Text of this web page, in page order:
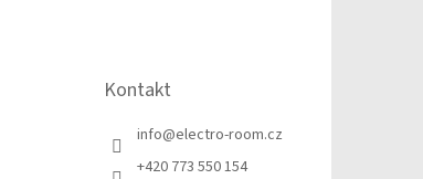
Kontakt
info@electro-room.cz
+420 773 550 154